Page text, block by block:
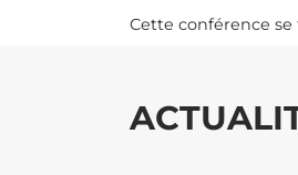
Cette conférence